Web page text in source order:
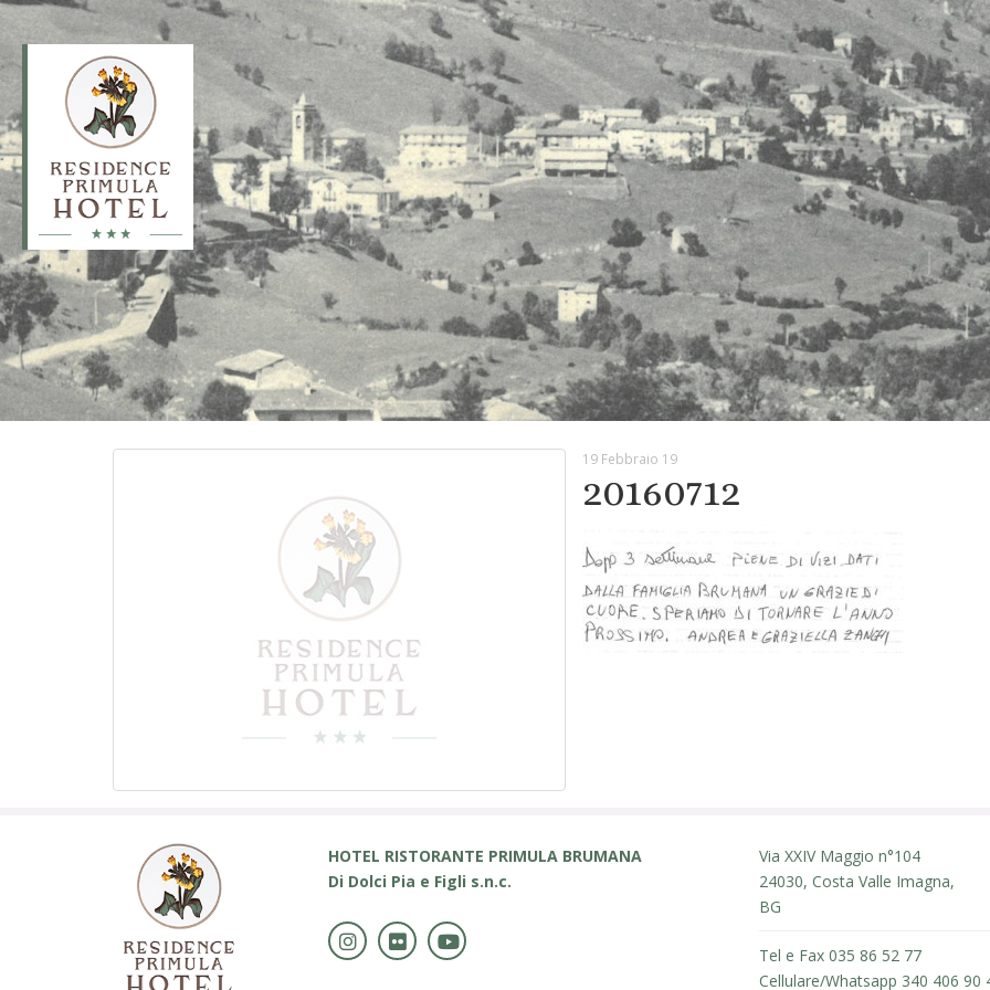
19 Febbraio 19
20160712
HOTEL RISTORANTE PRIMULA BRUMANA
Di Dolci Pia e Figli s.n.c.
Via XXIV Maggio n°104
24030, Costa Valle Imagna,
BG
Tel e Fax 035 86 52 77
Cellulare/Whatsapp 340 406 90